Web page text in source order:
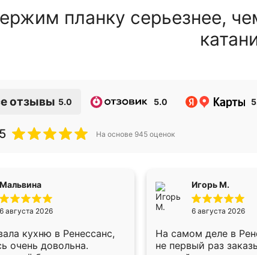
планку серьезнее,
отзывы 5.0 5.0
На основе 945 оценок
Мальвина
6 августа 2026
кухню в Ренессанс,
очень довольна.
Игорь М.
6 августа 2026
На самом деле в
не первый раз